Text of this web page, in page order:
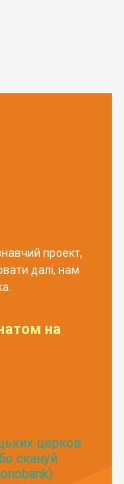
проект,
далі, нам
на
церков
скануй